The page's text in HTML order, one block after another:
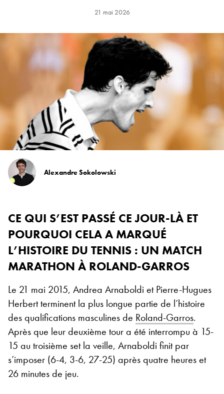
21 mai 2026
Alexandre Sokolowski
CE QUI S’EST PASSÉ CE JOUR-LÀ ET
POURQUOI CELA A MARQUÉ
L’HISTOIRE DU TENNIS : UN MATCH
MARATHON À ROLAND-GARROS
Le 21 mai 2015, Andrea Arnaboldi et Pierre-Hugues
Herbert terminent la plus longue partie de l’histoire
des qualifications masculines de Roland-Garros.
Après que leur deuxième tour a été interrompu à 15-
15 au troisième set la veille, Arnaboldi finit par
s’imposer (6-4, 3-6, 27-25) après quatre heures et
26 minutes de jeu.